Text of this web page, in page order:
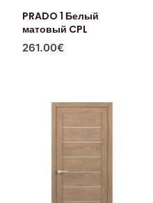
PRADO 1 Белый
матовый CPL
261.00€